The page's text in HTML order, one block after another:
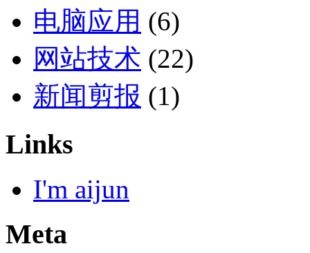
电脑应用 (6)
网站技术 (22)
新闻剪报 (1)
Links
I'm aijun
Meta